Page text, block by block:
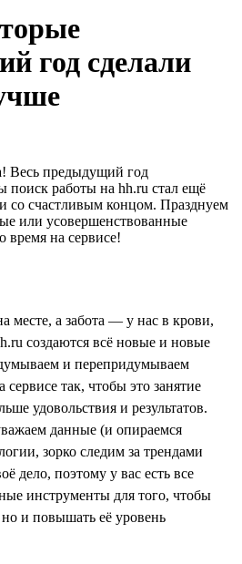
год сделали
Весь предыдущий год
поиск работы на hh.ru стал ещё
со счастливым концом. Празднуем
или усовершенствованные
время на сервисе!
месте, а забота — у нас в крови,
создаются всё новые и новые
и перепридумываем
так, чтобы это занятие
удовольствия и результатов.
данные (и опираемся
зорко следим за трендами
дело, поэтому у вас есть все
инструменты для того, чтобы
но и повышать её уровень